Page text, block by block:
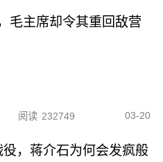
毛主席却令其重回敌营
阅读 232749 03-20
役，蒋介石为何会发疯般